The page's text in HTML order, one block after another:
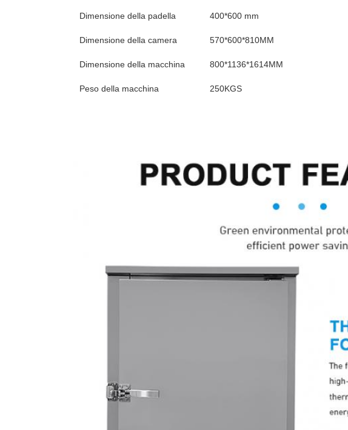
Dimensione della padella 400*600 mm
Dimensione della camera 570*600*810MM
Dimensione della macchina 800*1136*1614MM
Peso della macchina 250KGS